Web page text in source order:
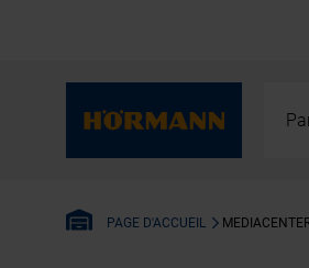
PAGE D'ACCUEIL